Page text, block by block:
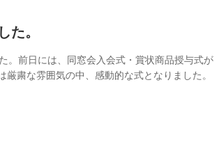
た。
。前日には、同窓会入会式・賞状商品授与式が
粛な雰囲気の中、感動的な式となりました。